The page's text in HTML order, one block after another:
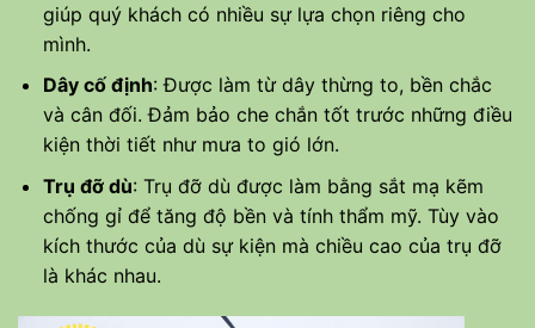
giúp quý khách có nhiều sự lựa chọn riêng cho
mình.
Dây cố định: Được làm từ dây thừng to, bền chắc
và cân đối. Đảm bảo che chắn tốt trước những điều
kiện thời tiết như mưa to gió lớn.
Trụ đỡ dù: Trụ đỡ dù được làm bằng sắt mạ kẽm
chống gỉ để tăng độ bền và tính thẩm mỹ. Tùy vào
kích thước của dù sự kiện mà chiều cao của trụ đỡ
là khác nhau.